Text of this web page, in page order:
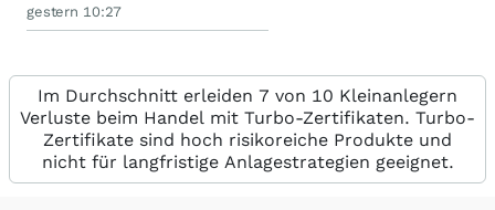
gestern 10:27
Im Durchschnitt erleiden 7 von 10 Kleinanlegern
Verluste beim Handel mit Turbo-Zertifikaten. Turbo-
Zertifikate sind hoch risikoreiche Produkte und
nicht für langfristige Anlagestrategien geeignet.